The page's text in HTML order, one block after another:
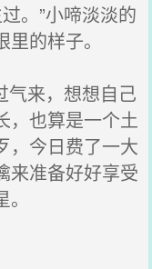
。”小啼淡淡的
的样子。
气来，想想自己
，也算是一个土
，今日费了一大
来准备好好享受